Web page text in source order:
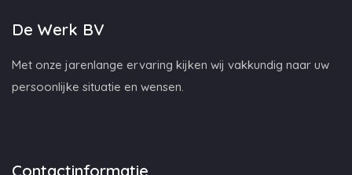
De Werk BV
Met onze jarenlange ervaring kijken wij vakkundig naar uw
persoonlijke situatie en wensen.
Contactinformatie